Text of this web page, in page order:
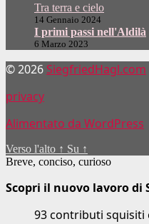
Tra terra e cielo
14 Gennaio 2024
I primi passi nell'Aldilà
6 Marzo 2023
© 2026 SiegfriedHagl.com
privacy
Alimentato da WordPress
Verso l'alto ↑ Su ↑
Breve, conciso, curioso
Scopri il nuovo lavoro di
93 contributi squisiti